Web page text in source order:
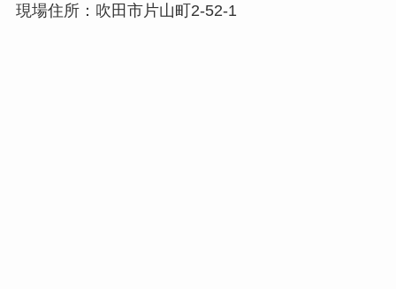
現場住所：吹田市片山町2-52-1